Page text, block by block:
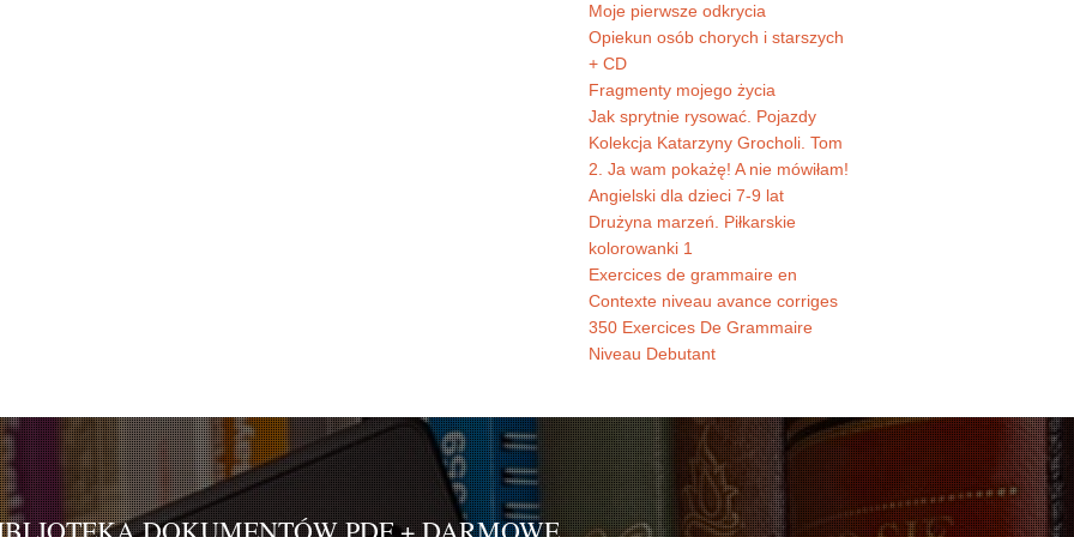
Moje pierwsze odkrycia
Opiekun osób chorych i starszych
+ CD
Fragmenty mojego życia
Jak sprytnie rysować. Pojazdy
Kolekcja Katarzyny Grocholi. Tom
2. Ja wam pokażę! A nie mówiłam!
Angielski dla dzieci 7-9 lat
Drużyna marzeń. Piłkarskie
kolorowanki 1
Exercices de grammaire en
Contexte niveau avance corriges
350 Exercices De Grammaire
Niveau Debutant